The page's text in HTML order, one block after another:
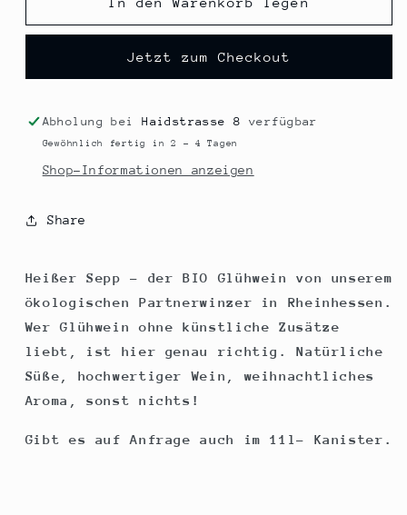
Heißer
weiß
Heißer
Glühwein
weiß
Jetzt zum Checkout
Abholung beiHaidstrasse 8 verfügbar
Gewöhnlich fertig in 2 - 4 Tagen
Shop-Informationen anzeigen
Share
Heißer Sepp – der BIO Glühwein von unserem
ökologischen Partnerwinzer in Rheinhessen.
Wer Glühwein ohne künstliche Zusätze
liebt, ist hier genau richtig. Natürliche
Süße, hochwertiger Wein, weihnachtliches
Aroma, sonst nichts!
Gibt es auf Anfrage auch im 11l- Kanister.